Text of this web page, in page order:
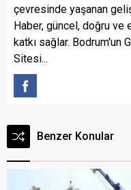
çevresinde yaşanan
Haber, güncel, doğru
katkı sağlar. Bodrum'un
Sitesi...
Benzer Konular